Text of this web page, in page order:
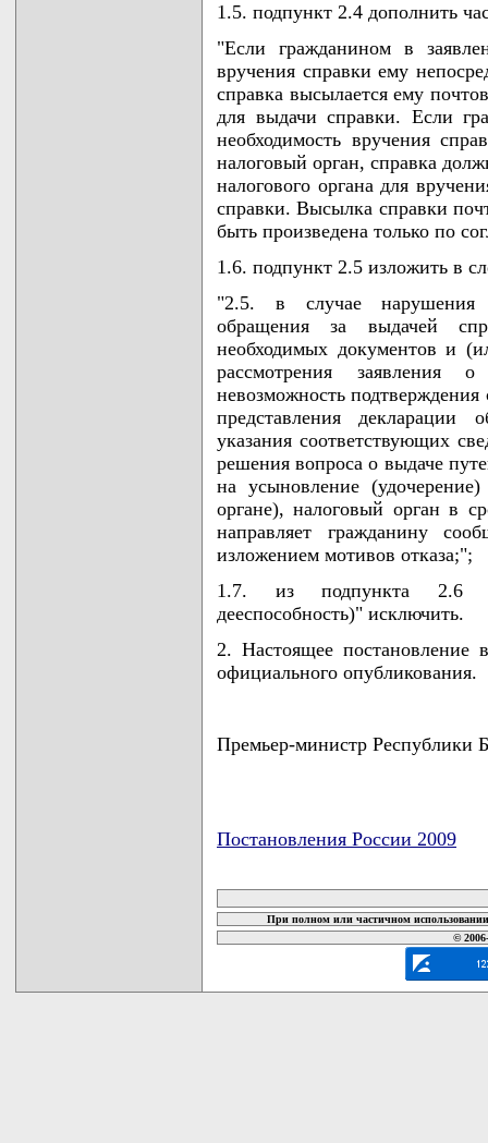
1.5. подпункт 2.4 дополнить
"Если гражданином в
вручения справки ему
справка высылается ему
для выдачи справки. Если
необходимость вручения
налоговый орган, справка
налогового органа для
справки. Высылка справки
быть произведена только по
1.6. подпункт 2.5 изложить в
"2.5. в случае нарушения
обращения за выдачей
необходимых документов и
рассмотрения заявления
невозможность
представления
указания соответствующих
решения вопроса о выдаче
на усыновление
органе), налоговый орган в
направляет гражданину
изложением мотивов отказа;";
1.7. из подпункта 2.6
дееспособность)" исключить.
2. Настоящее постановление
официального опубликования.
Премьер-министр
Постановления России 2009
При полном или частичном
©